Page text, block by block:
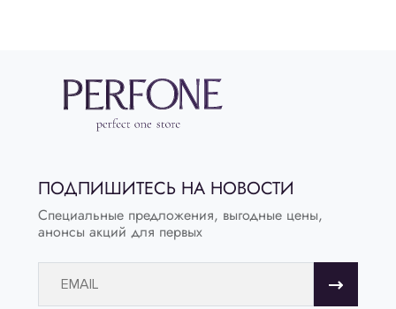
ПОДПИШИТЕСЬ НА НОВОСТИ
Специальные предложения, выгодные цены,
анонсы акций для первых